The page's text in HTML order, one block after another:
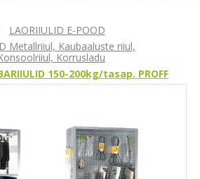
LAORIIULID E-POOD
Metallriiul, Kaubaaluste riiul,
Korrusladu
150-200kg/tasap. PROFF